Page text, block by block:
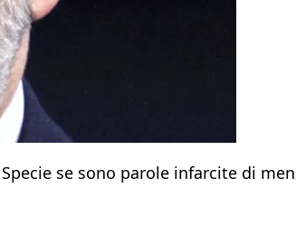
se sono parole infarcite di